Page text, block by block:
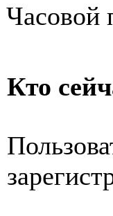
Часовой
Кто